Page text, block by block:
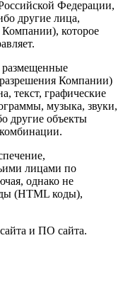
Федерации,
другие лица,
Компании), которое
размещенные
Компании)
текст, графические
музыка, звуки,
другие объекты
лицами по
однако не
(HTML коды),
и ПО сайта.